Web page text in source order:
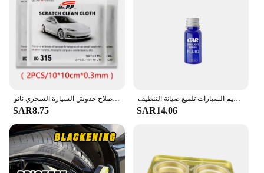
قماش إصلاح خدوش السيارة السحري نانو sparcar ، أداة تلميع سطح معدني ، إكسسوارات مزيل ، 2 kle
SAR8.75
مزيل خدوش المصباح الأمامي للسيارة سريع 10-30 مللي حماية من الأشعة فوق البنفسجية منظف الضوء طقم ترميم السيارات تلميع صيانة التنظيف
SAR14.06